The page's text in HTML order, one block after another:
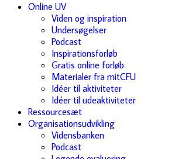
Online UV
Viden og inspiration
Undersøgelser
Podcast
Inspirationsforløb
Gratis online forløb
Materialer fra mitCFU
Idéer til aktiviteter
Idéer til udeaktiviteter
Ressourcesæt
Organisationsudvikling
Vidensbanken
Podcast